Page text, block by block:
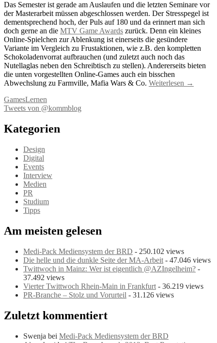
Das Semester ist gerade am Auslaufen und die letzten Seminare vor
der Masterarbeit müssen abgeschlossen werden. Der Stresspegel ist
dementsprechend hoch, der Puls auf 180 und da erinnert man sich
doch gerne an die MTV Game Awards zurück. Denn ein kleines
Online-Spielchen zur Ablenkung ist einerseits die gesündere
Variante im Vergleich zu Frustaktionen, wie z.B. den kompletten
Schokoladenvorrat aufbrauchen (und zuletzt auch noch das
Nutellaglas neben den Schreibtisch zu stellen). Andererseits bieten
die unten vorgestellten Online-Games auch ein bisschen
Abwechslung zu Farmville, Mafia Wars & Co. Weiterlesen →
GamesLernen
Tweets von @kommblog
Kategorien
Design
Digital
Events
Interview
Medien
PR
Studium
Tipps
Am meisten gelesen
Medi-Pack Mediensystem der BRD - 250.102 views
Die helle und die dunkle Seite der MA-Arbeit - 47.046 views
Twittwoch in Mainz: Wer ist eigentlich @AZIngelheim? -
37.492 views
Vierter Twittwoch Rhein-Main in Frankfurt - 36.219 views
PR-Branche – Stolz und Vorurteil - 31.126 views
Zuletzt kommentiert
Swenja bei Medi-Pack Mediensystem der BRD